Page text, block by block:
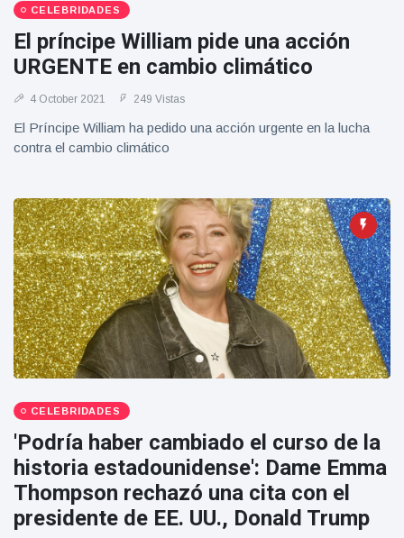
CELEBRIDADES
El príncipe William pide una acción
URGENTE en cambio climático
4 October 2021 249 Vistas
El Príncipe William ha pedido una acción urgente en la lucha
contra el cambio climático
CELEBRIDADES
'Podría haber cambiado el curso de la
historia estadounidense': Dame Emma
Thompson rechazó una cita con el
presidente de EE. UU., Donald Trump